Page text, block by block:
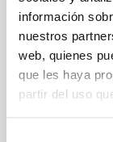
información
nuestros
web, quienes
que les haya
partir del uso